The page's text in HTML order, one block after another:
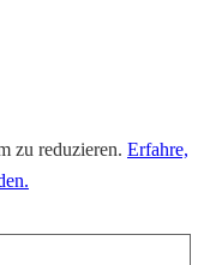
zu reduzieren. Erfahre,